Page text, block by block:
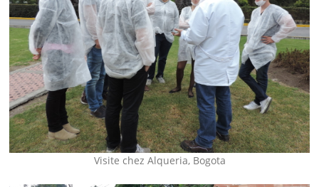
Visite chez Alqueria, Bogota